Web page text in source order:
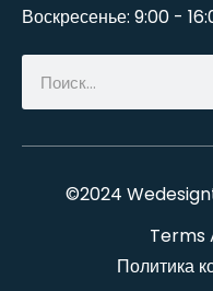
Воскресенье: 9:00 -
©2024
Terms
Политика